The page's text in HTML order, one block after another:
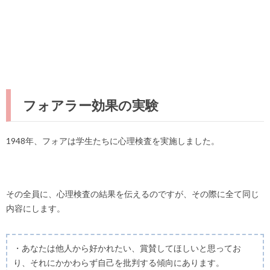
フォアラー効果の実験
1948年、フォアは学生たちに心理検査を実施しました。
その全員に、心理検査の結果を伝えるのですが、その際に全て同じ
内容にします。
・あなたは他人から好かれたい、賞賛してほしいと思ってお
り、それにかかわらず自己を批判する傾向にあります。